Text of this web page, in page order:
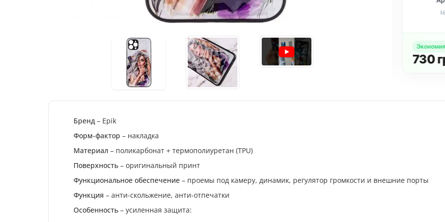
(6.1 дюйма) Purple
159 грн. 151грн.
Экономия:54 грн.
684грн. Купить комплект
Экономия:
730
Бренд – Epik
Форм-фактор – накладка
Материал – поликарбонат + термополиуретан (TPU)
Поверхность – оригинальный принт
Функциональное обеспечение – проемы под камеру, динамик, регулятор громкости и внешние порты
Функция – анти-скольжение, анти-отпечатки
Особенность – усиленная защита: